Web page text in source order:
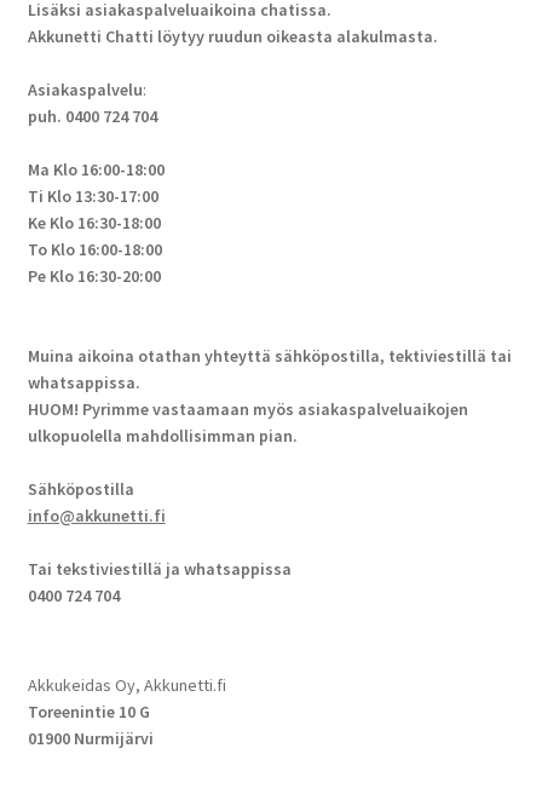
Lisäksi asiakaspalveluaikoina chatissa.
Akkunetti Chatti löytyy ruudun oikeasta alakulmasta.
Asiakaspalvelu:
puh. 0400 724 704
Ma Klo 16:00-18:00
Ti Klo 13:30-17:00
Ke Klo 16:30-18:00
To Klo 16:00-18:00
Pe Klo 16:30-20:00
Muina aikoina otathan yhteyttä sähköpostilla, tektiviestillä tai
whatsappissa.
HUOM! Pyrimme vastaamaan myös asiakaspalveluaikojen
ulkopuolella mahdollisimman pian.
Sähköpostilla
info@akkunetti.fi
Tai tekstiviestillä ja whatsappissa
0400 724 704
Akkukeidas Oy, Akkunetti.fi
Toreenintie 10 G
01900 Nurmijärvi